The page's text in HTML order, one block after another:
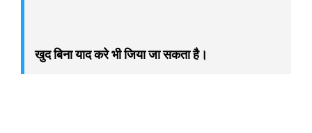
खुद बिना याद करे भी जिया जा सकता है।